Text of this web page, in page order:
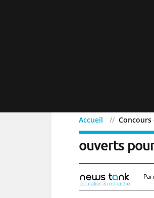
Accueil Concours
Concours
ouverts